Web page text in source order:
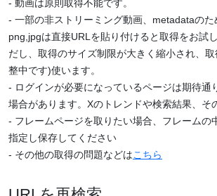
- 動画は原則取得不能です。
- 一部の非ストリーミング動画、metadataの
png,jpgは直接URLを貼り付けると取得をお試
だし、取得のサイズ制限が大きく縮小され、
整中です)使います。
- ログインが必要になっているページは期待通
場合があります。Xのトレンドや検索結果、そ
- フレームページを取りたい場合、フレームの
指定し保存してください
- その他の取得の問題などはこちら